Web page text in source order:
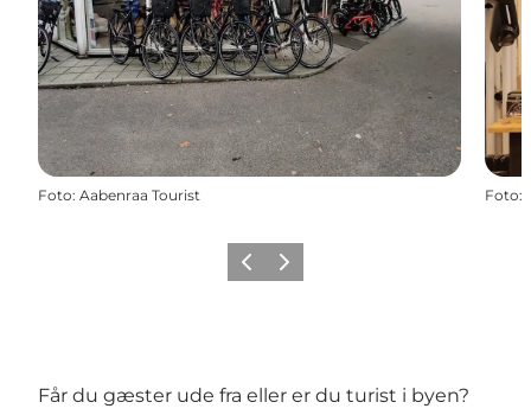
Foto: Aabenraa Tourist Foto:
ForrigeNæste
Får du gæster ude fra eller er du turist i byen?